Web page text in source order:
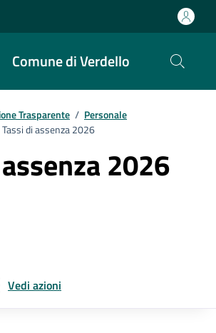
Comune di Verdello
Trasparente / Personale
Tassi di assenza 2026
2026
Vedi azioni